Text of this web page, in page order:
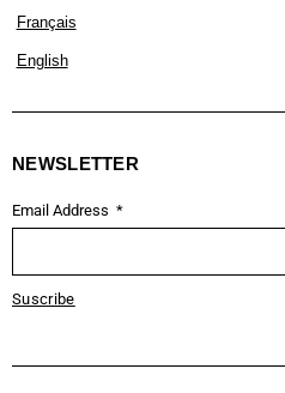
Français
English
NEWSLETTER
Email Address
Suscribe